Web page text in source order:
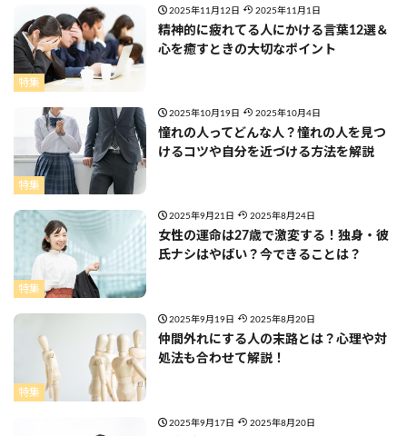
特集
2025年11月12日 2025年11月1日
精神的に疲れてる人にかける言葉12選＆
心を癒すときの大切なポイント
特集
2025年10月19日 2025年10月4日
憧れの人ってどんな人？憧れの人を見つ
けるコツや自分を近づける方法を解説
特集
2025年9月21日 2025年8月24日
女性の運命は27歳で激変する！独身・彼
氏ナシはやばい？今できることは？
特集
2025年9月19日 2025年8月20日
仲間外れにする人の末路とは？心理や対
処法も合わせて解説！
2025年9月17日 2025年8月20日